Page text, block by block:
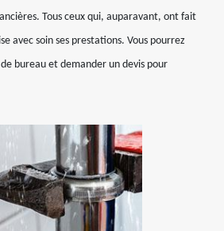
Tous ceux qui, auparavant, ont fait
avec soin ses prestations. Vous pourrez
bureau et demander un devis pour